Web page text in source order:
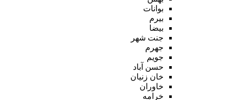
بوانات
بیرم
بیضا
جنت شهر
جهرم
جویم
حسن آباد
خان زنیان
خاوران
خرامه